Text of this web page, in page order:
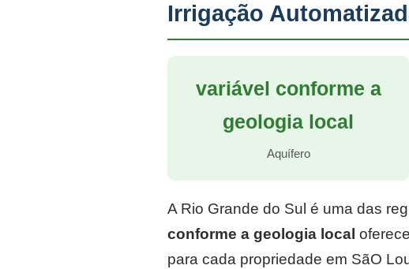
Irrigação
variável conforme a
geologia local
Aquífero
A Rio Grande do Sul é uma das
conforme a geologia local
para cada propriedade em SãO